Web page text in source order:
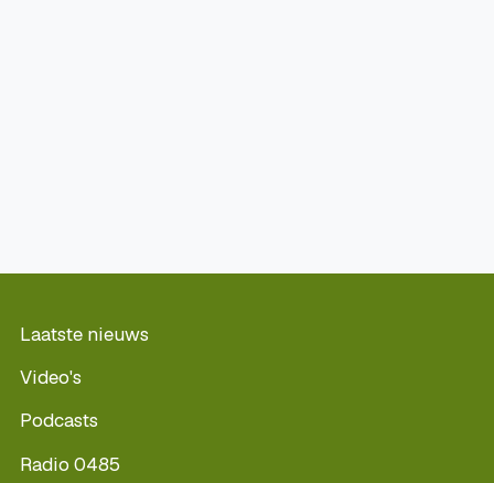
Laatste nieuws
Video's
Podcasts
Radio 0485